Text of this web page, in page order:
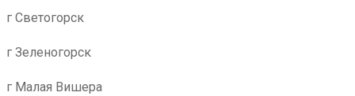
г Светогорск
г Зеленогорск
г Малая Вишера